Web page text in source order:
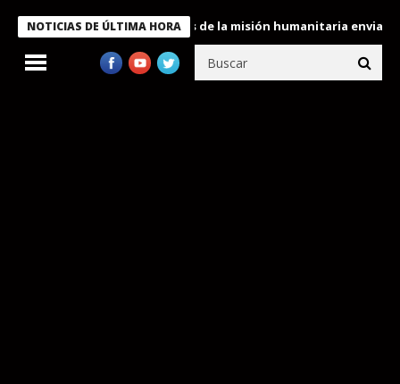
NOTICIAS DE ÚLTIMA HORA
condecora a miembros de la misión humanitaria enviada a